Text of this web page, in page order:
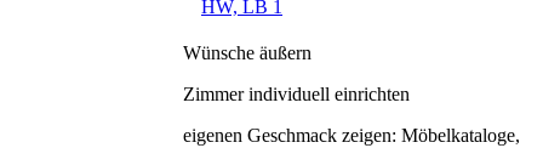
HW, LB 1
Wünsche äußern
Zimmer individuell einrichten
eigenen Geschmack zeigen: Möbelkataloge,